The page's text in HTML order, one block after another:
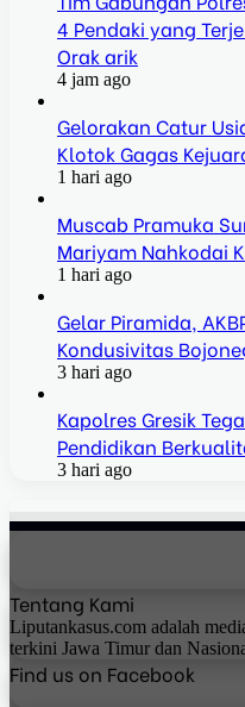
4 Pendaki yang
Orak arik
4 jam ago
Gelorakan Catur
Klotok Gagas
1 hari ago
Muscab Pramuka
Mariyam Nahkodai
1 hari ago
Gelar Piramida,
Kondusivitas
3 hari ago
Kapolres Gresik
Pendidikan
3 hari ago
Tentang Kami
Liputankasus.com adalah
terkini Jawa Timur dan
Find us on Facebook